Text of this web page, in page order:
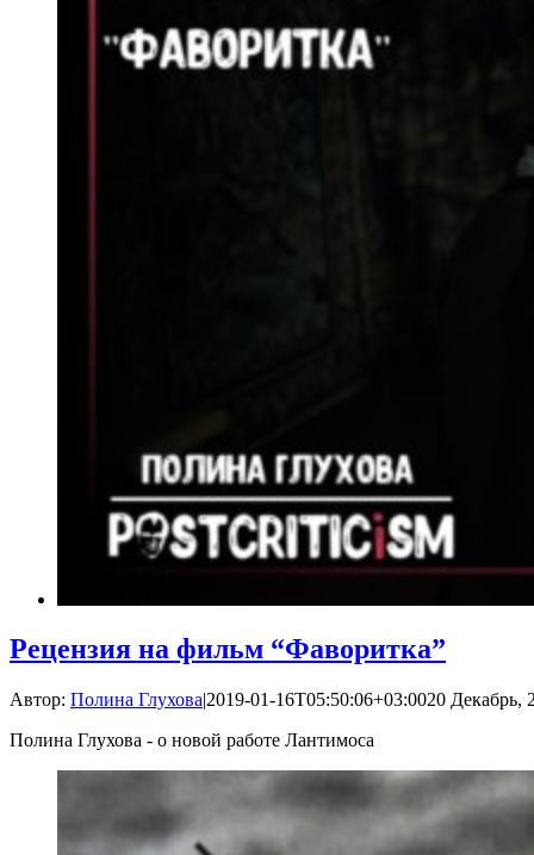
Рецензия на фильм “Фаворитка”
Автор: Полина Глухова|2019-01-16T05:50:06+03:0020 Декабрь,
Полина Глухова - о новой работе Лантимоса